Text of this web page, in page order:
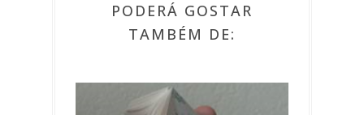
PODERÁ GOSTAR
TAMBÉM DE: